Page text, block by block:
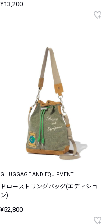
¥13,200
G LUGGAGE AND EQUIPMENT
ドローストリングバッグ(エディショ
ン)
¥52,800